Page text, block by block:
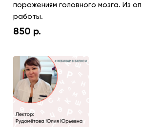
поражениям головного мозга. Из
работы.
850 р.